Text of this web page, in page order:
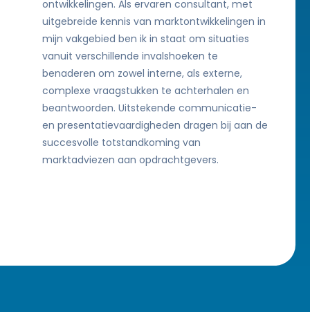
ontwikkelingen. Als ervaren consultant, met
uitgebreide kennis van marktontwikkelingen in
mijn vakgebied ben ik in staat om situaties
vanuit verschillende invalshoeken te
benaderen om zowel interne, als externe,
complexe vraagstukken te achterhalen en
beantwoorden. Uitstekende communicatie-
en presentatievaardigheden dragen bij aan de
succesvolle totstandkoming van
marktadviezen aan opdrachtgevers.